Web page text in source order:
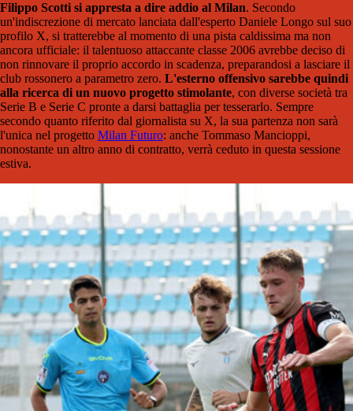
Filippo Scotti si appresta a dire addio al Milan. Secondo
un'indiscrezione di mercato lanciata dall'esperto Daniele Longo sul suo
profilo X, si tratterebbe al momento di una pista caldissima ma non
ancora ufficiale: il talentuoso attaccante classe 2006 avrebbe deciso di
non rinnovare il proprio accordo in scadenza, preparandosi a lasciare il
club rossonero a parametro zero. L'esterno offensivo sarebbe quindi
alla ricerca di un nuovo progetto stimolante, con diverse società tra
Serie B e Serie C pronte a darsi battaglia per tesserarlo. Sempre
secondo quanto riferito dal giornalista su X, la sua partenza non sarà
l'unica nel progetto Milan Futuro: anche Tommaso Mancioppi,
nonostante un altro anno di contratto, verrà ceduto in questa sessione
estiva.